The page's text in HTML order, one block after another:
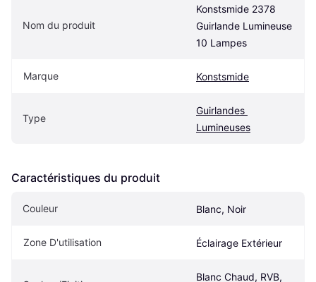
Nom du produit
Konstsmide 2378
Guirlande Lumineuse
10 Lampes
Marque Konstsmide
Type
Guirlandes
Lumineuses
Caractéristiques du produit
Couleur Blanc, Noir
Zone D'utilisation Éclairage Extérieur
Blanc Chaud, RVB,